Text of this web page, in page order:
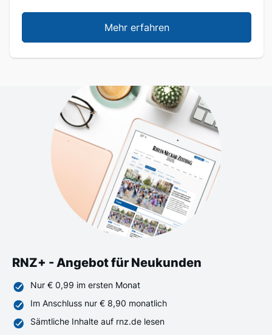
Mehr erfahren
RNZ+ - Angebot für Neukunden
Nur € 0,99 im ersten Monat
Im Anschluss nur € 8,90 monatlich
Sämtliche Inhalte auf rnz.de lesen